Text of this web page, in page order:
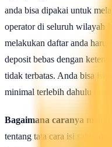
anda bisa dipakai untuk
operator di seluruh wilayah
melakukan daftar anda
deposit bebas dengan
tidak terbatas. Anda bisa isi
minimal terlebih dahulu
Bagaimana caranya
tentang tata cara isi saldo